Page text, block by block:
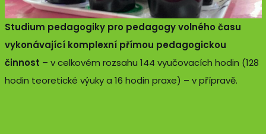
Studium pedagogiky pro pedagogy volného času
vykonávající komplexní přímou pedagogickou
činnost – v celkovém rozsahu 144 vyučovacích hodin (128
hodin teoretické výuky a 16 hodin praxe) – v přípravě.